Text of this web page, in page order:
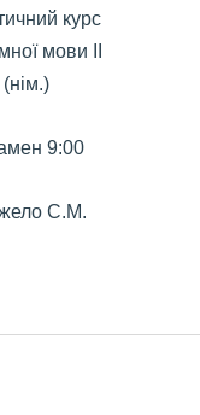
курс
мови ІІ
(нім.)
9:00
С.М.